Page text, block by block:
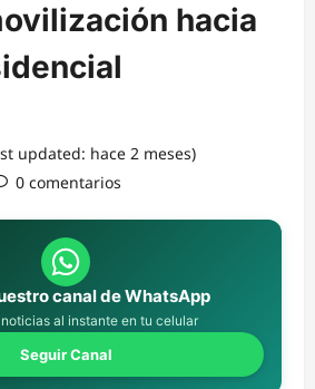
hacia
updated: hace 2 meses)
0 comentarios
canal de WhatsApp
al instante en tu celular
Seguir Canal